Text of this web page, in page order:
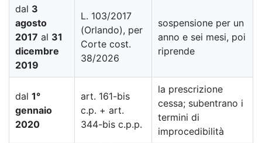
dal 3
agosto
2017 al 31
dicembre
2019
L. 103/2017
(Orlando), per
Corte cost.
38/2026
sospensione per un
anno e sei mesi, poi
riprende
dal 1°
gennaio
2020
art. 161-bis
c.p. + art.
344-bis c.p.p.
la prescrizione
cessa; subentrano i
termini di
improcedibilità